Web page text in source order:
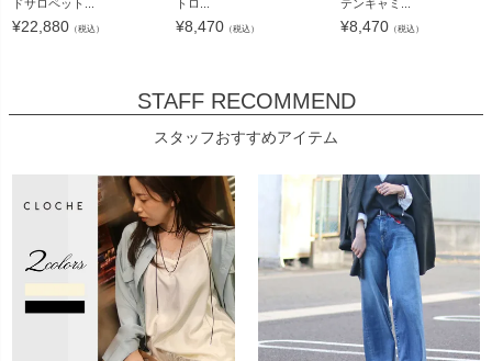
ドサロペット...
¥22,880 （税込）
トロ...
¥8,470 （税込）
テンキャミ...
¥8,470（税込）
STAFF RECOMMEND
スタッフおすすめアイテム